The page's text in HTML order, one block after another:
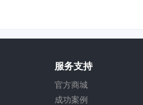
服务支持
官方商城
成功案例